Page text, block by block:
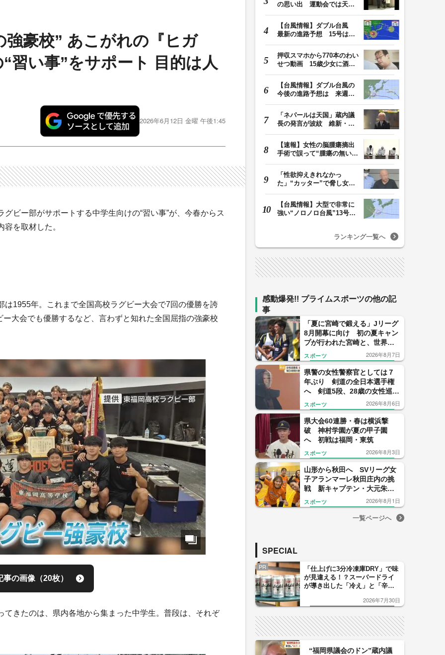
強豪校” あこがれの『ヒガ
習い事”をサポート 目的は人
2026年6月12日 金曜 午後1:45
ビー部がサポートする中学生向けの“習い事”が、今春からス
を取材した。
1955年。これまで全国高校ラグビー大会で7回の優勝を誇
大会でも優勝するなど、言わずと知れた全国屈指の強豪校
事の画像（20枚）
きたのは、県内各地から集まった中学生。普段は、それぞ
の思い出 運動会では天皇
【台風情報】ダブル台風
最新の進路予想 15号は北
押収スマホから770本のわい
せつ動画 15歳少女に酒と
【台風情報】ダブル台風の
今後の進路予想は 来週、
「ネパールは天国」蔵内議
長の発言が波紋 維新・吉
【速報】女性の脳腫瘍摘出
手術で誤って“腫瘍の無い部
「性欲抑えきれなかっ
た」“カッター”で脅し女子
【台風情報】大型で非常に
強い“ノロノロ台風”13号の
ランキング一覧へ
感動爆発!! プライムスポーツの他の記
事
「夏に宮崎で鍛える」Jリーグ
8月開幕に向け 初の夏キャン
プが行われた宮崎と、世界基
準を目指す日本サッカーの挑
戦
スポーツ 2026年8月7日
県警の女性警察官としては７
年ぶり 剣道の全日本選手権
へ 剣道5段、28歳の女性巡査
長の得意技は“裏から打つ面”
スポーツ 2026年8月6日
県大会60連勝・春は横浜撃
破 神村学園が夏の甲子園
へ 初戦は福岡・東筑
スポーツ 2026年8月3日
山形から秋田へ SVリーグ女
子アランマーレ秋田庄内の挑
戦 新キャプテン・大元朱菜
選手が語る“山形への感謝”と
新天地への決意
スポーツ 2026年8月1日
一覧ページへ
SPECIAL
PR
「仕上げに3分冷凍庫DRY」で味
が見違える！？スーパードライ
が導き出した「冷え」と「辛
した「辛口カーブ」が飲み頃の
2026年7月30日
“福岡県議会のドン”蔵内議